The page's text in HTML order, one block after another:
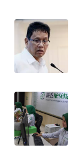
GORONTALO
WN
SULUT
WN
MALUKU
WN